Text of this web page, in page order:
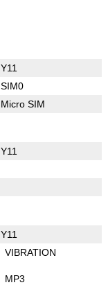
Y11
SIM0
Micro SIM
Y11
Y11
VIBRATION
MP3